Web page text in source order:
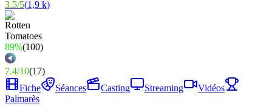
3.5/5(1,9 k)
89%(100)
7.4/10(17)
Fiche
Séances Casting Streaming
Vidéos
Palmarès